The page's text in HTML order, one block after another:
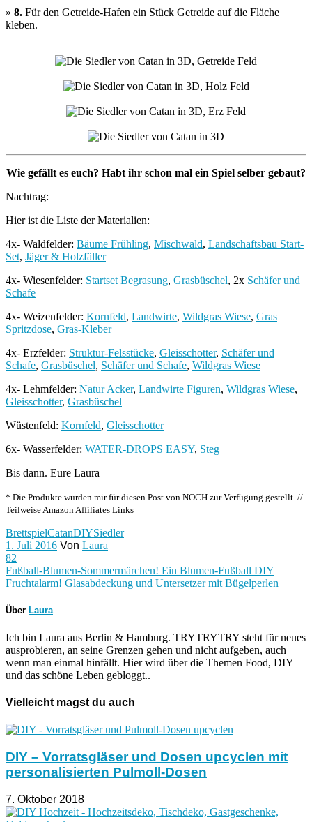
» 8. Für den Getreide-Hafen ein Stück Getreide auf die Fläche
kleben.
Wie gefällt es euch? Habt ihr schon mal ein Spiel selber gebaut?
Nachtrag:
Hier ist die Liste der Materialien:
4x- Waldfelder: Bäume Frühling, Mischwald, Landschaftsbau Start-
Set, Jäger & Holzfäller
4x- Wiesenfelder: Startset Begrasung, Grasbüschel, 2x Schäfer und
Schafe
4x- Weizenfelder: Kornfeld, Landwirte, Wildgras Wiese, Gras
Spritzdose, Gras-Kleber
4x- Erzfelder: Struktur-Felsstücke, Gleisschotter, Schäfer und
Schafe, Grasbüschel, Schäfer und Schafe, Wildgras Wiese
4x- Lehmfelder: Natur Acker, Landwirte Figuren, Wildgras Wiese,
Gleisschotter, Grasbüschel
Wüstenfeld: Kornfeld, Gleisschotter
6x- Wasserfelder: WATER-DROPS EASY, Steg
Bis dann. Eure Laura
* Die Produkte wurden mir für diesen Post von NOCH zur Verfügung gestellt. //
Teilweise Amazon Affiliates Links
BrettspielCatanDIYSiedler
1. Juli 2016 Von Laura
82
Fußball-Blumen-Sommermärchen! Ein Blumen-Fußball DIY
Fruchtalarm! Glasabdeckung und Untersetzer mit Bügelperlen
Über Laura
Ich bin Laura aus Berlin & Hamburg. TRYTRYTRY steht für neues
ausprobieren, an seine Grenzen gehen und nicht aufgeben, auch
wenn man einmal hinfällt. Hier wird über die Themen Food, DIY
und das schöne Leben gebloggt..
Vielleicht magst du auch
DIY – Vorratsgläser und Dosen upcyclen mit
personalisierten Pulmoll-Dosen
7. Oktober 2018